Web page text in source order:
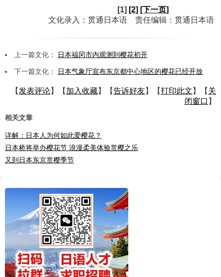
[1] [2] [下一页]
文化录入：贯通日本语 责任编辑：贯通日本语
上一篇文化： 日本福冈市内观测到樱花初开
下一篇文化： 日本气象厅宣布东京都中心地区的樱花已经开放
【 发表评论】【 加入收藏】【告诉好友】【打印此文 】【 关
闭窗口 】
相关文章
详解：日本人为何如此爱樱花？
日本桥将举办樱花节 浪漫柔美体验赏樱之乐
又到日本东京赏樱季节